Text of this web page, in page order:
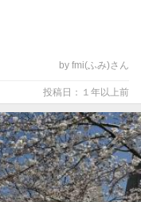
by fmi(ふみ)さん
投稿日：１年以上前